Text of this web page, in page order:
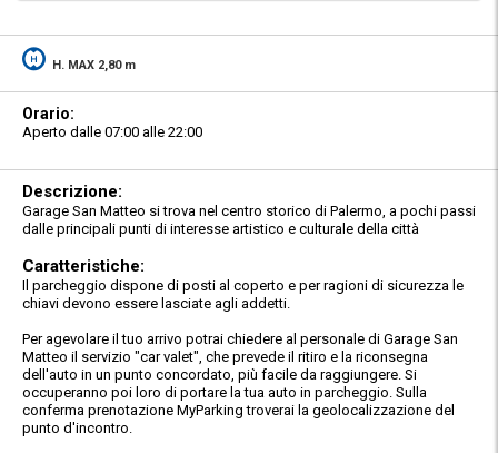
H. MAX 2,80 m
Orario:
Aperto dalle 07:00 alle 22:00
Descrizione:
Garage San Matteo si trova nel centro storico di Palermo, a pochi passi
dalle principali punti di interesse artistico e culturale della città
Caratteristiche:
Il parcheggio dispone di posti al coperto e per ragioni di sicurezza le
chiavi devono essere lasciate agli addetti.
Per agevolare il tuo arrivo potrai chiedere al personale di Garage San
Matteo il servizio "car valet", che prevede il ritiro e la riconsegna
dell'auto in un punto concordato, più facile da raggiungere. Si
occuperanno poi loro di portare la tua auto in parcheggio. Sulla
conferma prenotazione MyParking troverai la geolocalizzazione del
punto d'incontro.